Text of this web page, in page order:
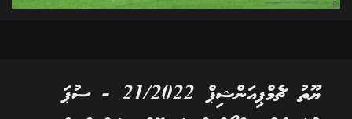
ޔޫތު ޗެމްޕިއަންޝިޕް 21/2022 - ސުޕަ